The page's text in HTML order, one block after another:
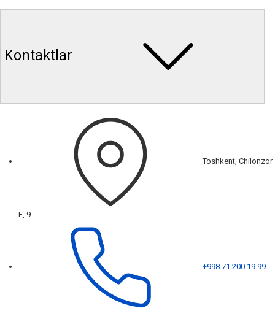
Kontaktlar
Toshkent, Chilonzor
E, 9
+998 71 200 19 99